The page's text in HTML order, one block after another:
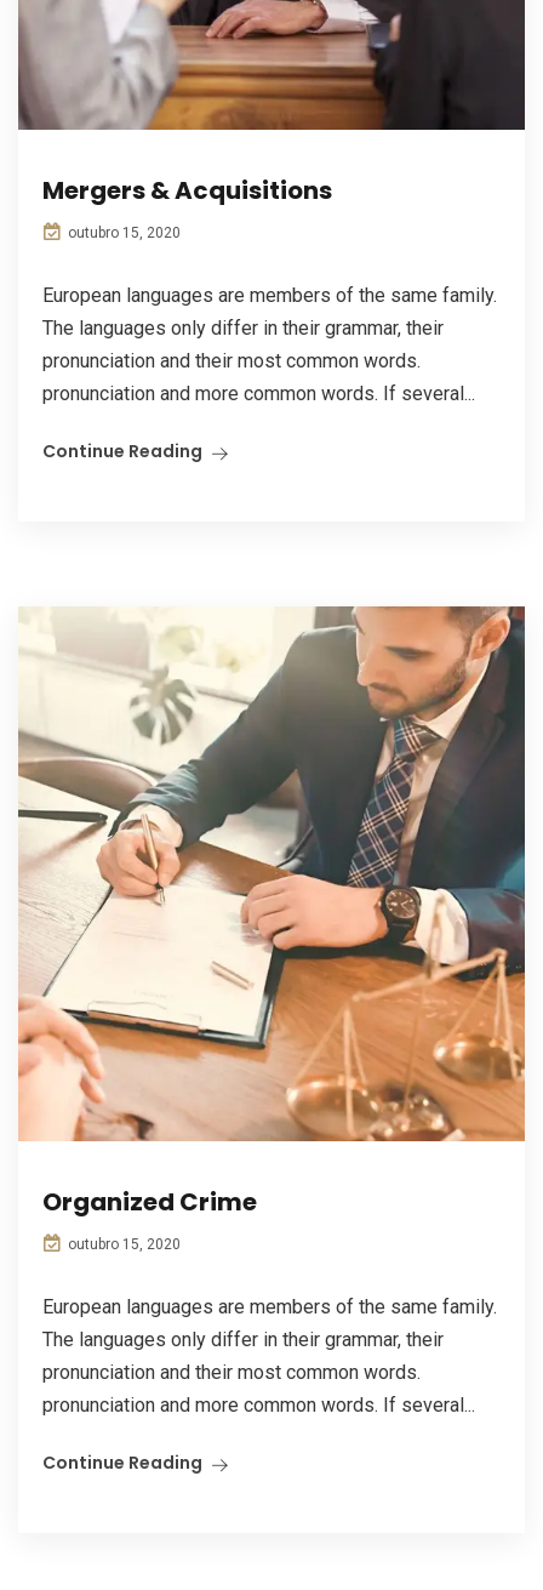
Mergers & Acquisitions
outubro 15, 2020
European languages are members of the same family.
The languages only differ in their grammar, their
pronunciation and their most common words.
pronunciation and more common words. If several...
Continue Reading
Organized Crime
outubro 15, 2020
European languages are members of the same family.
The languages only differ in their grammar, their
pronunciation and their most common words.
pronunciation and more common words. If several...
Continue Reading